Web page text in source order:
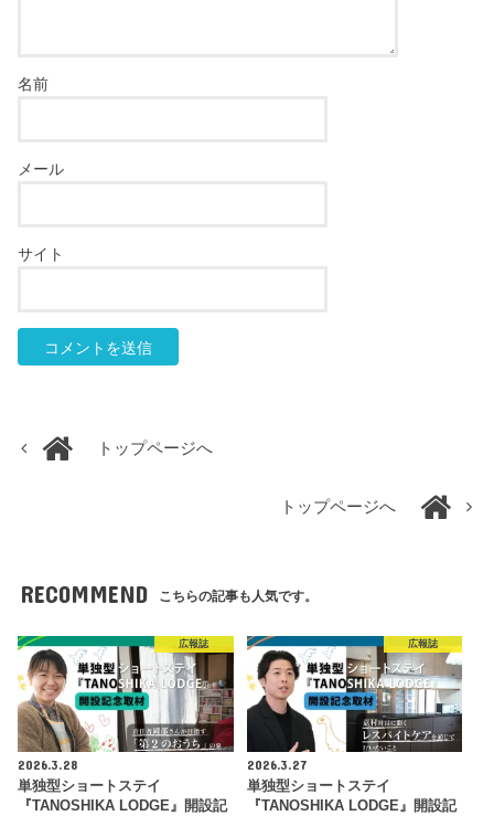
名前
メール
サイト
トップページへ
トップページへ
RECOMMEND こちらの記事も人気です。
広報誌
2026.3.28
単独型ショートステイ
『TANOSHIKA LODGE』開設記
広報誌
2026.3.27
単独型ショートステイ
『TANOSHIKA LODGE』開設記